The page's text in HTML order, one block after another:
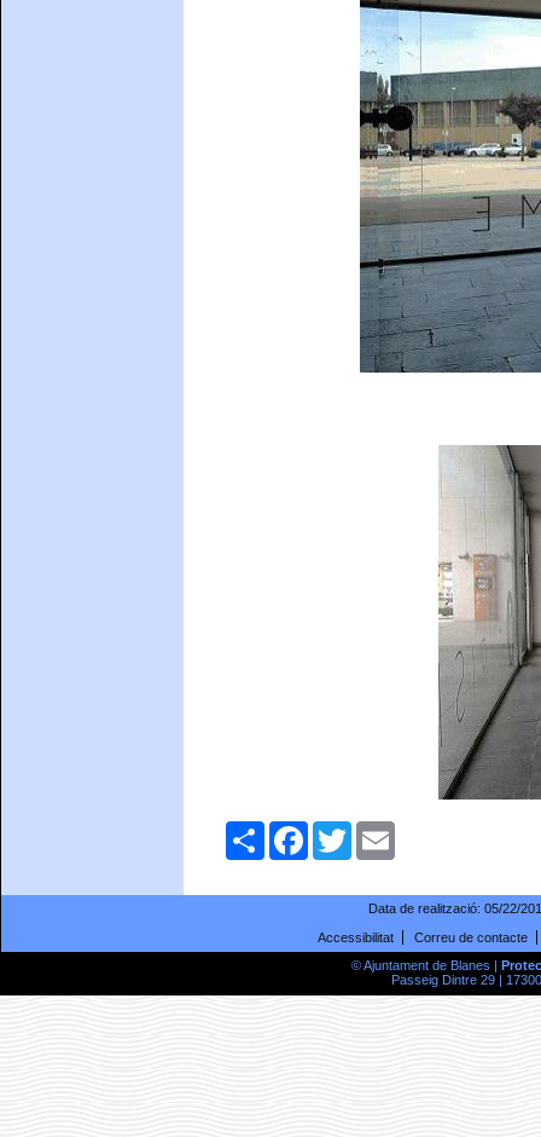
ComparteixFacebookTwitter
Data de realització: 05/22/
Accessibilitat
Correu de contacte
© Ajuntament de Blanes |
Passeig Dintre 29 |